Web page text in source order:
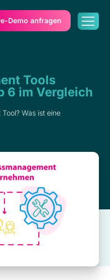
Demo anfragen
Tools
6 im Vergleich
Was ist eine